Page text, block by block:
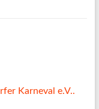
Karneval e.V..